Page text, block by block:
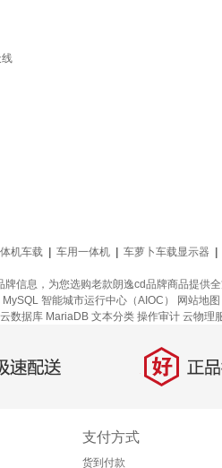
机车载 车用一体机 车萝卜车载显示器
信息，为您选购老款朗逸cd品牌商品提供
MySQL 智能城市运行中心（AIOC） 网站地图
云数据库 MariaDB 文本分类 操作审计 云物理
配送 好 正品
支付方式
货到付款